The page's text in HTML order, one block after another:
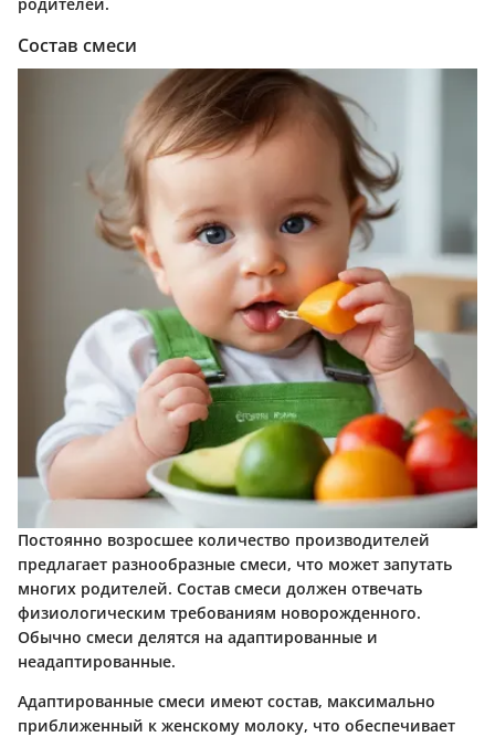
Состав смеси
Постоянно возросшее количество производителей
предлагает разнообразные смеси, что может запутать
многих родителей. Состав смеси должен отвечать
физиологическим требованиям новорожденного.
Обычно смеси делятся на адаптированные и
неадаптированные.
Адаптированные смеси имеют состав, максимально
приближенный к женскому молоку, что обеспечивает